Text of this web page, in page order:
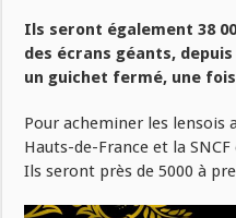
Ils seront également 38
des écrans géants,
un guichet fermé, une
Pour acheminer les lensois
Hauts-de-France et la
Ils seront près de 5000 à